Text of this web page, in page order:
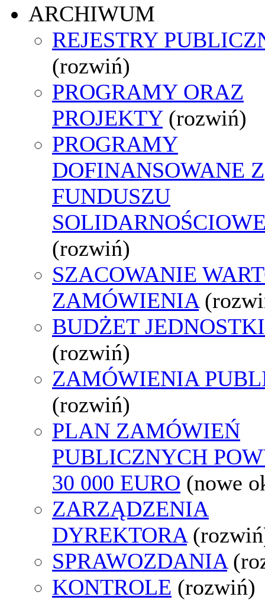
ARCHIWUM
REJESTRY
(rozwiń)
PROGRAMY ORAZ
PROJEKTY (rozwiń)
PROGRAMY
DOFINANSOWANE Z
FUNDUSZU
(rozwiń)
SZACOWANIE
ZAMÓWIENIA
BUDŻET JEDNOSTKI
(rozwiń)
ZAMÓWIENIA
(rozwiń)
PLAN ZAMÓWIEŃ
PUBLICZNYCH
30 000 EURO (nowe
ZARZĄDZENIA
DYREKTORA
SPRAWOZDANIA
KONTROLE (rozwiń)